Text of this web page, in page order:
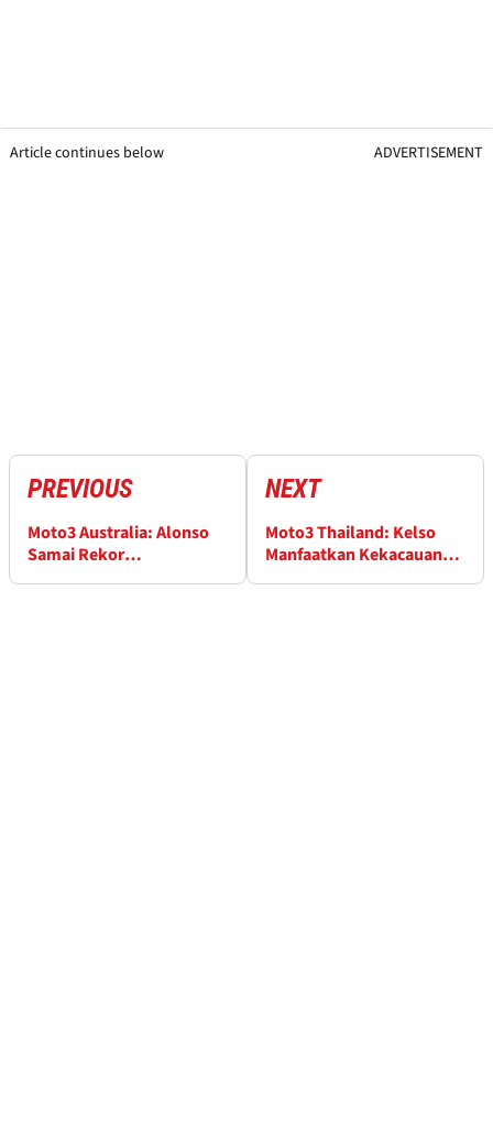
Article continues below ADVERTISEMENT
PREVIOUS
Moto3 Australia: Alonso
Samai Rekor
NEXT
Moto3 Thailand: Kelso
Manfaatkan Kekacauan